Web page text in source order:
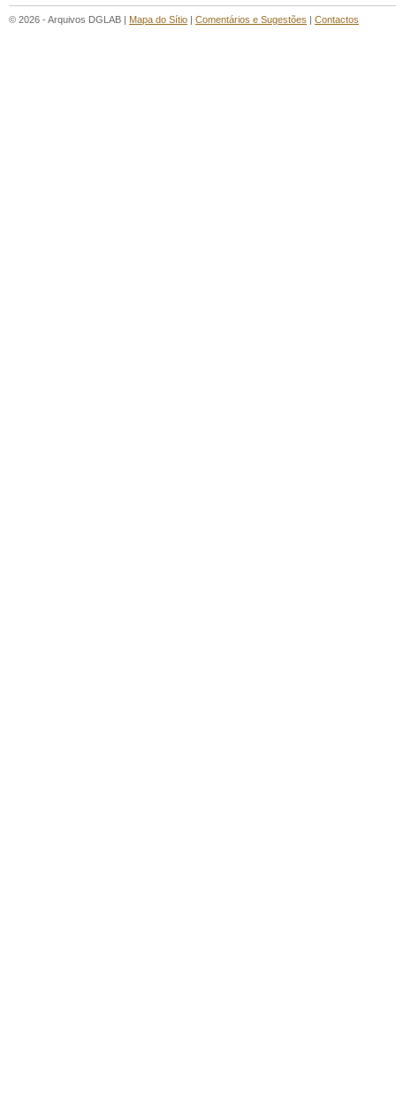
© 2026 - Arquivos DGLAB | Mapa do Sítio | Comentários e Sugestões | Contactos